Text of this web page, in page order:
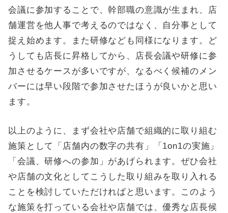
会議に参加することで、幹部職の意識が生まれ、店
舗運営を他人事で考えるのではなく、自分事として
捉え始めます。また研修なども同様になります。ど
うしても店長に昇格してから、店長会議や研修に参
加させるケースが多いですが、なるべく候補のメン
バーには早い段階で参加させたほうが良いかと思い
ます。
以上のように、まず会社や店舗で組織的に取り組む
施策として「店舗内の数字の共有」「1on1の実施」
「会議、研修への参加」があげられます。ぜひ会社
や店舗の文化としてこうした取り組みを取り入れる
ことを検討していただければと思います。このよう
な施策を打っている会社や店舗では、優秀な店長候